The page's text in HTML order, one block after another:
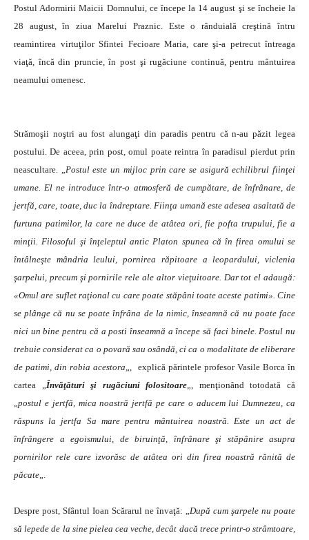
Postul Adormirii Maicii Domnului, ce începe la 14 august şi se încheie la
28 august, în ziua Marelui Praznic. Este o rânduială creştină întru
reamintirea virtuţilor Sfintei Fecioare Maria, care şi-a petrecut întreaga
viaţă, încă din pruncie, în post şi rugăciune continuă, pentru mântuirea
neamului omenesc.
Strămoşii noştri au fost alungaţi din paradis pentru că n-au păzit legea
postului. De aceea, prin post, omul poate reintra în paradisul pierdut prin
neascultare. „ Postul este un mijloc prin care se asigură echilibrul fiinţei
umane. El ne introduce într-o atmosferă de cumpătare, de înfrânare, de
jertfă, care, toate, duc la îndreptare. Fiinţa umană este adesea asaltată de
furtuna patimilor, la care ne duce de atâtea ori, fie pofta trupului, fie a
minţii. Filosoful şi înţeleptul antic Platon spunea că în firea omului se
întâlneşte mândria leului, pornirea răpitoare a leopardului, viclenia
şarpelui, precum şi pornirile rele ale altor vieţuitoare. Dar tot el adaugă:
«Omul are suflet raţional cu care poate stăpâni toate aceste patimi». Cine
se plânge că nu se poate înfrâna de la nimic, înseamnă că nu poate face
nici un bine pentru că a posti înseamnă a începe să faci binele. Postul nu
trebuie considerat ca o povară sau osândă, ci ca o modalitate de eliberare
de patimi, din robia acestora „, explică părintele profesor Vasile Borca în
cartea „ Învăţături şi rugăciuni folositoare „, menţionând totodată că
postul e jertfă, mica noastră jertfă pe care o aducem lui Dumnezeu, ca
răspuns la jertfa Sa mare pentru mântuirea noastră. Este un act de
înfrângere a egoismului, de biruinţă, înfrânare şi stăpânire asupra
pornirilor rele care izvorăsc de atâtea ori din firea noastră rănită de
păcate
Despre post, Sfântul Ioan Scărarul ne învaţă: „ După cum şarpele nu poate
să lepede de la sine pielea cea veche, decât dacă trece printr-o strâmtoare,